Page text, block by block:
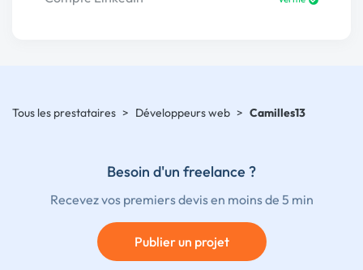
Tous les prestataires > Développeurs web > Camilles13
Besoin d'un freelance ?
Recevez vos premiers devis en moins de 5 min
Publier un projet